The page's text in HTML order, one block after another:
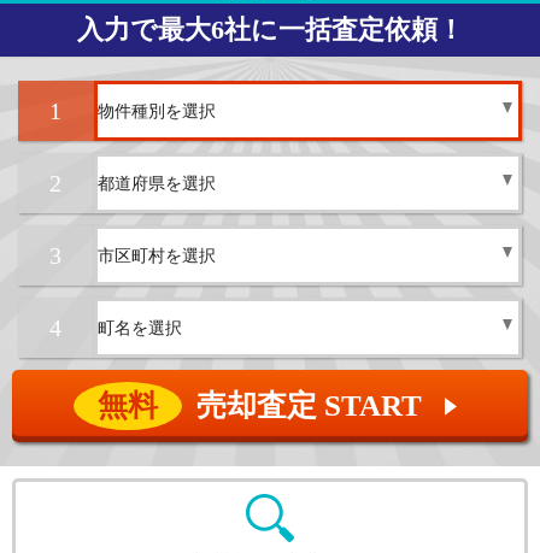
入力で最大6社に一括査定依頼！
1
2
3
4
無料 売却査定 START ▲